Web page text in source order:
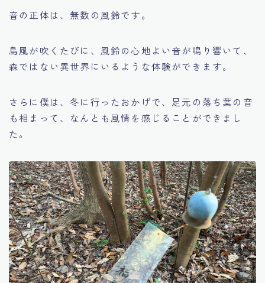
音の正体は、無数の風鈴です。
島風が吹くたびに、風鈴の心地よい音が鳴り響いて、
森ではない異世界にいるような体験ができます。
さらに僕は、冬に行ったおかげで、足元の落ち葉の音
も相まって、なんとも風情を感じることができまし
た。